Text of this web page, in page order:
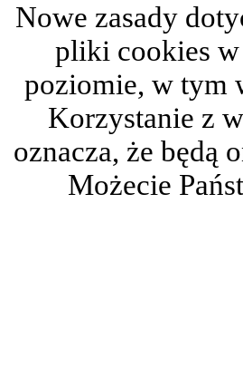
Nowe zasady
pliki cookies w
poziomie, w tym
Korzystanie z
oznacza, że będą
Możecie